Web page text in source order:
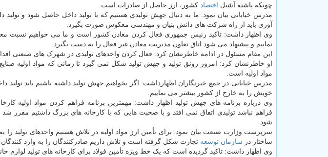
چونکه پاشنه آشیل
اقتصاد کشور، ارز حاصل از صادرات است.
مدرس خیابانی بیان نمود: ما به دنبال جهش تولیدی هستیم که با تولید داخل حاصل شود و تولید
آوری باید از راه شرکت های دانش بنیان و مهندسی معکوس صورت بگیرد.
وی اظهار داشت: تاکید رئیس جمهوری فعال کردن معادن کشور است و ما می خواهیم نسبت
نماییم و پیشنهاد می شود اتاق تعاون مدیریت معادن غیر فعال را به دست بگیرد.
این مقام مسئول در ادامه خاطرنشان کرد: فعال کردن واحدهای تولیدی در شهرک های صنعتی
او خاطرنشان کرد: امروز رونق تولید و جهش تولید شکل نمی گیرد تا زمانی که مواد اولیه
مواد اولیه است.
مدرس خیابانی در جمع خبرنگاران اظهارداشت: اگر بخواهیم جهش تولید داشته باشیم باید
خویش را به خارج از کشور بیشتر می نماییم.
وی درباره برنامه های جهش تولید اظهار داشت: مهمترین برنامه فراهم کردن مواد اولیه
فراهم نباشد تولیدی اتفاق نمی افتد و با صحبت هایی که با کارخانه های بزرگ داشتیم مقرر
شود.
سرپرست وزارت صنعت بیان نمود: برای تأمین ارز مواد اولیه در تلاش هستیم واحدهای تولید را
ساختار در سازمان توسعه تجارت شکل گرفته است و تلاش داریم صادرکنندگان را به وارد
وی اظهار داشت: تاکید گردیده است که یک خط ویژه تأمین فولاد برای کارخانه های تولید لوازم